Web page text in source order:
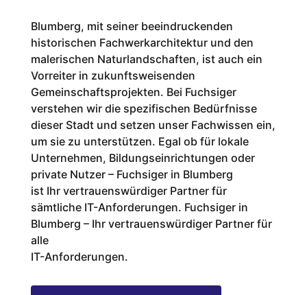
Blumberg, mit seiner beeindruckenden
historischen Fachwerkarchitektur und den
malerischen Naturlandschaften, ist auch ein
Vorreiter in zukunftsweisenden
Gemeinschaftsprojekten. Bei Fuchsiger
verstehen wir die spezifischen Bedürfnisse
dieser Stadt und setzen unser Fachwissen ein,
um sie zu unterstützen. Egal ob für lokale
Unternehmen, Bildungseinrichtungen oder
private Nutzer – Fuchsiger in Blumberg
ist Ihr vertrauenswürdiger Partner für
sämtliche IT-Anforderungen. Fuchsiger in
Blumberg – Ihr vertrauenswürdiger Partner für
alle
IT-Anforderungen.